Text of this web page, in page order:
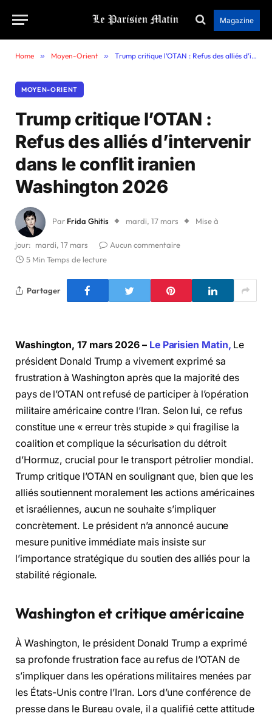
Magazine
Home » Moyen-Orient » Trump critique l’OTAN : Refus des alliés d’intervenir dans le conflit iranien Washington 2026
MOYEN-ORIENT
Trump critique l’OTAN :
Refus des alliés d’intervenir
dans le conflit iranien
Washington 2026
Par Frida Ghitis mardi, 17 mars Mise à
jour: mardi, 17 mars
Aucun commentaire
5 Min Temps de lecture
Partager
Washington, 17 mars 2026 – Le Parisien Matin, Le
président Donald Trump a vivement exprimé sa
frustration à Washington après que la majorité des
pays de l’OTAN ont refusé de participer à l’opération
militaire américaine contre l’Iran. Selon lui, ce refus
constitue une « erreur très stupide » qui fragilise la
coalition et complique la sécurisation du détroit
d’Hormuz, crucial pour le transport pétrolier mondial.
Trump critique l’OTAN en soulignant que, bien que les
alliés soutiennent moralement les actions américaines
et israéliennes, aucun ne souhaite s’impliquer
concrètement. Le président n’a annoncé aucune
mesure punitive immédiate mais insiste sur
l’importance stratégique du soutien des alliés pour la
stabilité régionale.
Washington et critique américaine
À Washington, le président Donald Trump a exprimé
sa profonde frustration face au refus de l’OTAN de
s’impliquer dans les opérations militaires menées par
les États-Unis contre l’Iran. Lors d’une conférence de
presse dans le Bureau ovale, il a qualifié cette attitude